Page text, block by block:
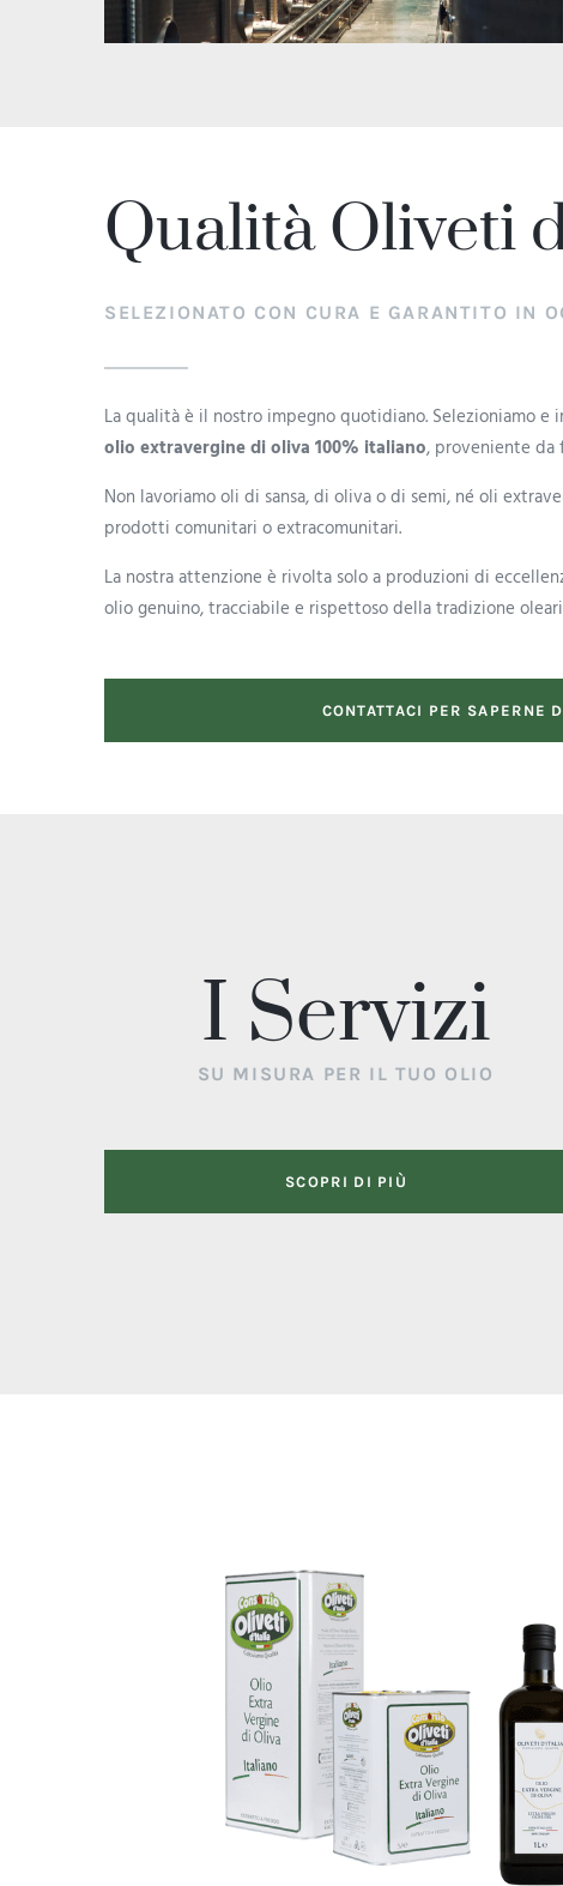
Qualità Oliveti
SELEZIONATO CON CURA E GARANTITO IN
La qualità è il nostro impegno quotidiano. Selezioniamo
olio extravergine di oliva 100% italiano, proveniente
Non lavoriamo oli di sansa, di oliva o di semi, né oli
prodotti comunitari o extracomunitari.
La nostra attenzione è rivolta solo a produzioni di
olio genuino, tracciabile e rispettoso della tradizione
CONTATTACI PER SAPERNE
I Servizi
SU MISURA PER IL TUO OLIO
SCOPRI DI PIÙ